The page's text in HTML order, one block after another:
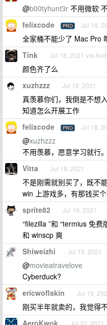
@b00tyhunt3r 不用微软
felixcode PRO Jul 18,
全家桶不能少了 Mac Pro
Tink Jul 18, 2021 via
颜色齐了么
xuzhzzz Jul 18, 2021
真羡慕你们，我倒是不想
知道怎么开展工作
felixcode PRO Jul 18,
@xuzhzzz
不用羡慕，愿意学习就行。
Vitta Jul 18, 2021
不是刚需就别买了，既不
win 上游戏多，有那钱买
sprite82 Jul 19, 2021
“filezilla ”和 “termius 免
和 winscp 爽
Shiweizhi Jul 19, 2021
@movieatravelove
Cyberduck?
ericwoflskin Jul 19,
刚买半年就卖的，我觉得
AeroKwok Jul 20, 2021